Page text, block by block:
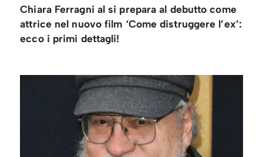
Chiara Ferragni al si prepara al debutto come
attrice nel nuovo film ‘Come distruggere l’ex’:
ecco i primi dettagli!